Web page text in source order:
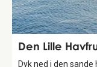
Attraction
Den Lille
Dyk ned i den